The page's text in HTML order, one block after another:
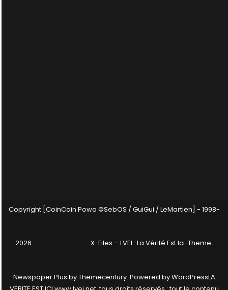
Copyright [CoinCoin Powa ©SebOS / GuiGui / LeMartien] - 1998-
2026 X-Files – LVEI : La Vérité Est Ici. Theme:
Newspaper Plus byThemecentury. Powered byWordPressLA